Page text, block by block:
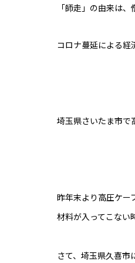
「師走」の由来は
コロナ蔓延による経
埼玉県さいたま市
昨年末より高圧ケー
材料が入ってこない
さて、埼玉県久喜市